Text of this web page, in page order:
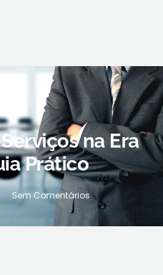
na Era
Prático
Sem Comentários